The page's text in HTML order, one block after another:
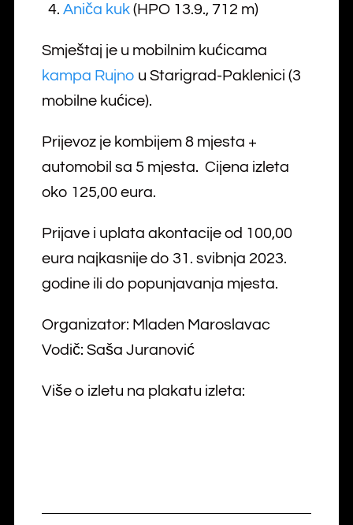
4. Aniča kuk(HPO 13.9., 712 m)
Smještaj je u mobilnim kućicama
kampa Rujno u Starigrad-Paklenici (3
mobilne kućice).
Prijevoz je kombijem 8 mjesta +
automobil sa 5 mjesta. Cijena izleta
oko 125,00 eura.
Prijave i uplata akontacije od 100,00
eura najkasnije do 31. svibnja 2023.
godine ili do popunjavanja mjesta.
Organizator: Mladen Maroslavac
Vodič: Saša Juranović
Više o izletu na plakatu izleta: